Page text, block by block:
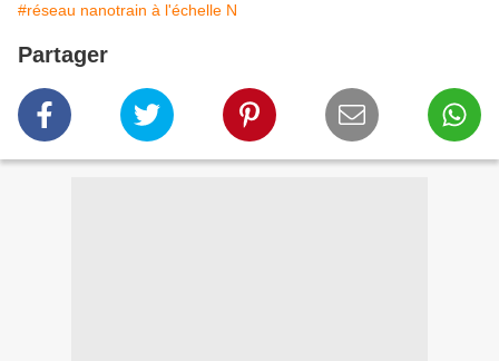
#réseau nanotrain à l'échelle N
Partager